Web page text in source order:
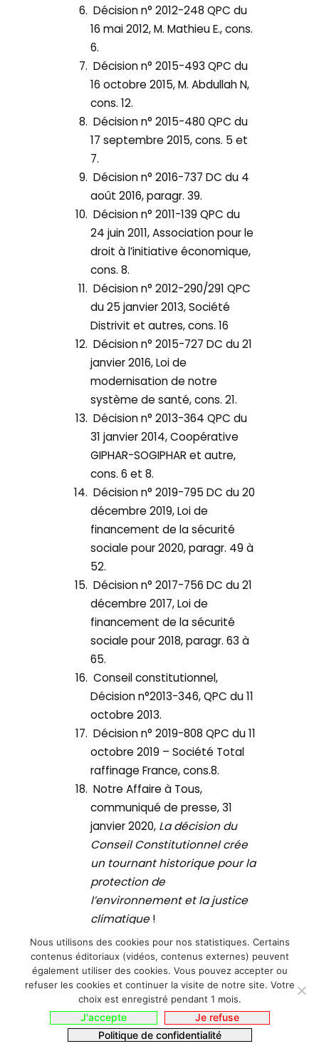
Décision n° 2012-248 QPC du
16 mai 2012, M. Mathieu E., cons.
6.
Décision n° 2015-493 QPC du
16 octobre 2015, M. Abdullah N,
cons. 12.
Décision n° 2015-480 QPC du
17 septembre 2015, cons. 5 et
7.
Décision n° 2016-737 DC du 4
août 2016, paragr. 39.
Décision n° 2011-139 QPC du
24 juin 2011, Association pour le
droit à l’initiative économique,
cons. 8.
Décision n° 2012-290/291 QPC
du 25 janvier 2013, Société
Distrivit et autres, cons. 16
Décision n° 2015-727 DC du 21
janvier 2016, Loi de
modernisation de notre
système de santé, cons. 21.
Décision n° 2013-364 QPC du
31 janvier 2014, Coopérative
GIPHAR-SOGIPHAR et autre,
cons. 6 et 8.
Décision n° 2019-795 DC du 20
décembre 2019, Loi de
financement de la sécurité
sociale pour 2020, paragr. 49 à
52.
Décision n° 2017-756 DC du 21
décembre 2017, Loi de
financement de la sécurité
sociale pour 2018, paragr. 63 à
65.
Conseil constitutionnel,
Décision n°2013-346, QPC du 11
octobre 2013.
Décision n° 2019-808 QPC du 11
octobre 2019 – Société Total
raffinage France, cons.8.
Notre Affaire à Tous,
communiqué de presse, 31
janvier 2020, La décision du
Conseil Constitutionnel crée
un tournant historique pour la
protection de
l’environnement et la justice
climatique!
Nous utilisons des cookies pour nos statistiques. Certains
contenus éditoriaux (vidéos, contenus externes) peuvent
également utiliser des cookies. Vous pouvez accepter ou
refuser les cookies et continuer la visite de notre site. Votre
choix est enregistré pendant 1 mois.
J'accepte
Je refuse
Politique de confidentialité